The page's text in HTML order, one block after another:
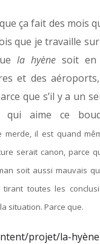
ça fait des mois
que je travaille
la hyène soit en
et des aéroports,
que s’il y a un
qui aime ce
merde, il est quand
serait canon, parce
soit aussi mauvais
toutes les
situation. Parce que.
projet/la-